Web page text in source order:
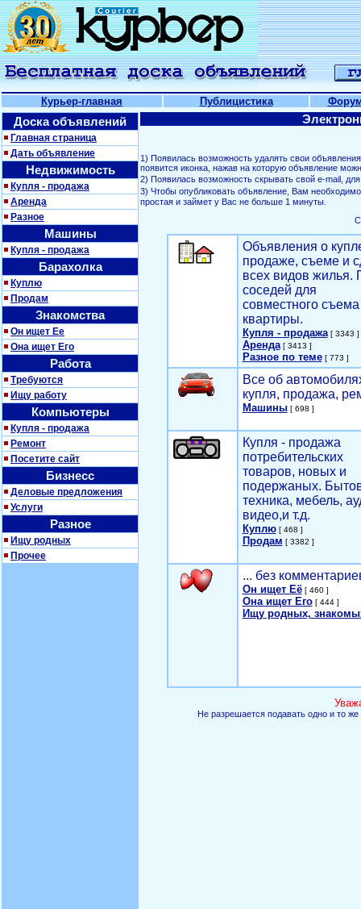
Курьер-главная Публицистика
Доска объявлений
Главная страница
Дать объявление
Недвижимость
Купля - продажа
Аренда
Разное
Машины
Купля - продажа
Барахолка
Куплю
Продам
Знакомства
Он ищет Ее
Она ищет Его
Работа
Требуются
Ищу работу
Компьютеры
Купля - продажа
Ремонт
Посетите сайт
Бизнесс
Деловые предложения
Услуги
Разное
Ищу родных
Прочее
1) Появилась возможность удалять свои
появится иконка, нажав на которую объявление
2) Появилась возможность скрывать свой е-mail,
3) Чтобы опубликовать объявление, Вам
простая и займет у Вас не больше 1 минуты.
Объявления о
продаже, съеме и
всех видов жилья.
соседей для
совместного съема
квартиры.
Купля - продажа[ 3343 ]
Аренда[ 3413 ]
Разное по теме[ 773 ]
Все об
купля, продажа,
Машины[ 698 ]
Купля - продажа
потребительских
товаров, новых и
подержаных.
техника, мебель,
видео,и т.д.
Куплю[ 468 ]
Продам [ 3382 ]
... без
Он ищет Её[ 460 ]
Она ищет Его[ 444 ]
Ищу родных,
Не разрешается подавать одно и то